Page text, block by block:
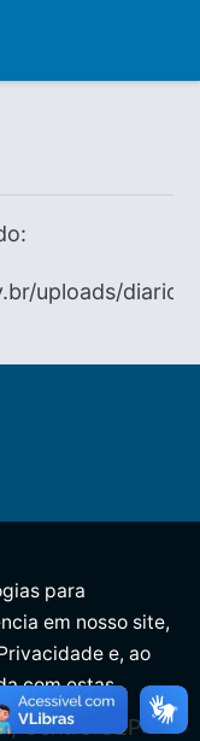
uploads/diario/
Centro CEP:
para
em nosso site,
e, ao
com estas